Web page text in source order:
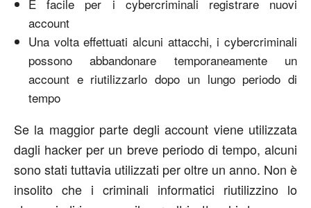
È facile per i cybercriminali registrare nuovi
account
Una volta effettuati alcuni attacchi, i cybercriminali
possono abbandonare temporaneamente un
account e riutilizzarlo dopo un lungo periodo di
tempo
Se la maggior parte degli account viene utilizzata
dagli hacker per un breve periodo di tempo, alcuni
sono stati tuttavia utilizzati per oltre un anno. Non è
insolito che i criminali informatici riutilizzino lo